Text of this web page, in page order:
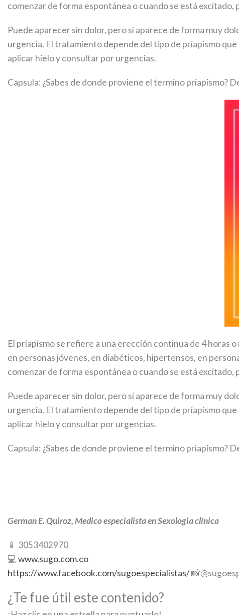
comenzar de forma espontánea o cuando se está excitado,
Puede aparecer sin dolor, pero si aparece de forma muy
urgencia. El tratamiento depende del tipo de priapismo
aplicar hielo y consultar por urgencias.
Capsula: ¿Sabes de donde proviene el termino priapismo?
El priapismo se refiere a una erección continua de 4 horas
en personas jóvenes, en diabéticos, hipertensos, en
comenzar de forma espontánea o cuando se está excitado,
Puede aparecer sin dolor, pero si aparece de forma muy
urgencia. El tratamiento depende del tipo de priapismo
aplicar hielo y consultar por urgencias.
Capsula: ¿Sabes de donde proviene el termino priapismo?
German E. Quiroz, Medico especialista en Sexologia clínica
📱 3053402970
💻 www.sugo.com.co
https://www.facebook.com/sugoespecialistas/📸
¿Te fue útil este contenido?